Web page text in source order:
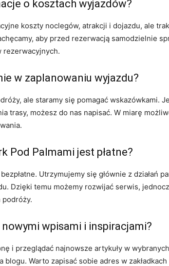
o kosztach wyjazdów?
koszty noclegów, atrakcji i dojazdu, ale
aby przed rezerwacją samodzielnie
rezerwacyjnych.
w zaplanowaniu wyjazdu?
ale staramy się pomagać wskazówkami.
trasy, możesz do nas napisać. W miarę
Pod Palmami jest płatne?
Utrzymujemy się głównie z działań
Dzięki temu możemy rozwijać serwis,
wpisami i inspiracjami?
i przeglądać najnowsze artykuły w
blogu. Warto zapisać sobie adres w